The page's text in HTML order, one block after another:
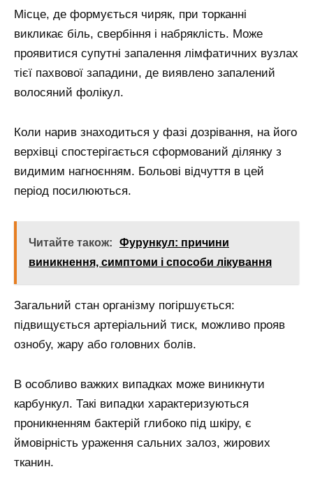
Місце, де формується чиряк, при торканні
викликає біль, свербіння і набряклість. Може
проявитися супутні запалення лімфатичних вузлах
тієї пахвової западини, де виявлено запалений
волосяний фолікул.
Коли нарив знаходиться у фазі дозрівання, на його
верхівці спостерігається сформований ділянку з
видимим нагноєнням. Больові відчуття в цей
період посилюються.
Читайте також:
Фурункул: причини
виникнення, симптоми і способи лікування
Загальний стан організму погіршується:
підвищується артеріальний тиск, можливо прояв
ознобу, жару або головних болів.
В особливо важких випадках може виникнути
карбункул. Такі випадки характеризуються
проникненням бактерій глибоко під шкіру, є
ймовірність ураження сальних залоз, жирових
тканин.